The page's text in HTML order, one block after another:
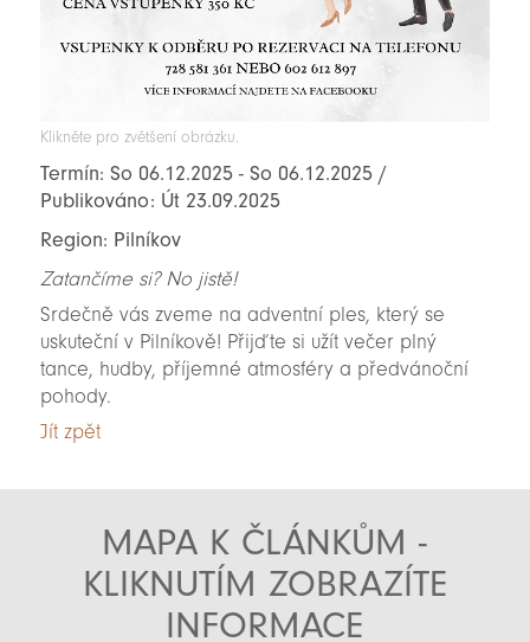
Klikněte pro zvětšení obrázku.
Termín: So 06.12.2025 - So 06.12.2025 /
Publikováno: Út 23.09.2025
Region: Pilníkov
Zatančíme si? No jistě!
Srdečně vás zveme na adventní ples, který se
uskuteční v Pilníkově! Přijďte si užít večer plný
tance, hudby, příjemné atmosféry a předvánoční
pohody.
Jít zpět
MAPA K ČLÁNKŮM -
KLIKNUTÍM ZOBRAZÍTE
INFORMACE